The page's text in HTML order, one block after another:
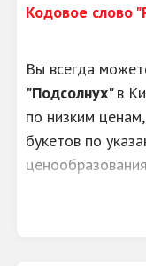
Кодовое слово
Вы всегда
"Подсолнух"в
по низким
букетов по
независимо от